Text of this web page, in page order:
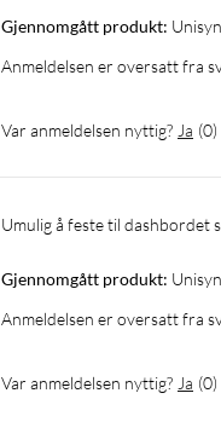
Gjennomgått produkt:
Anmeldelsen er oversatt fra
Var anmeldelsen nyttig? Ja (0)
Umulig å feste til
Gjennomgått produkt:
Anmeldelsen er oversatt fra
Var anmeldelsen nyttig? Ja (0)